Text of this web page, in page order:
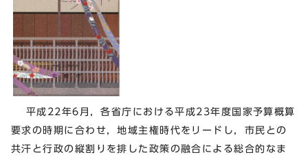
平成22年6月，各省庁における平成23年度国家予算概算
要求の時期に合わせ，地域主権時代をリードし，市民との
共汗と行政の縦割りを排した政策の融合による総合的なま